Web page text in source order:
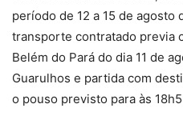
período de 12 a 15 de agosto
transporte contratado previa
Belém do Pará do dia 11 de
Guarulhos e partida com
o pouso previsto para às